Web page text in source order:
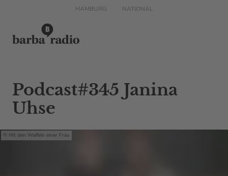
HAMBURG NATIONAL
Podcast#345 Janina
Uhse
Mit den Waffeln einer Frau